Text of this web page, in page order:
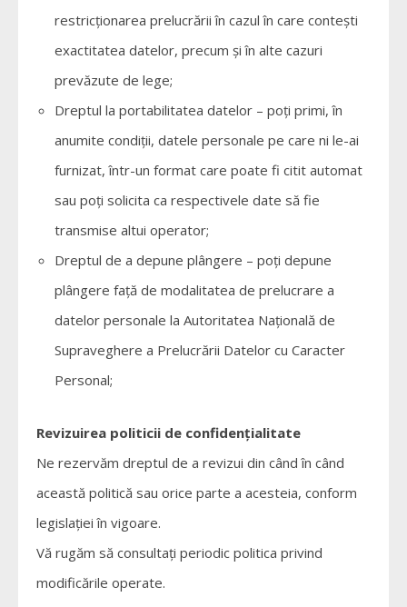
restricționarea prelucrării în cazul în care contești
exactitatea datelor, precum și în alte cazuri
prevăzute de lege;
Dreptul la portabilitatea datelor – poți primi, în
anumite condiții, datele personale pe care ni le-ai
furnizat, într-un format care poate fi citit automat
sau poți solicita ca respectivele date să fie
transmise altui operator;
Dreptul de a depune plângere – poți depune
plângere față de modalitatea de prelucrare a
datelor personale la Autoritatea Națională de
Supraveghere a Prelucrării Datelor cu Caracter
Personal;
Revizuirea politicii de confidențialitate
Ne rezervăm dreptul de a revizui din când în când
această politică sau orice parte a acesteia, conform
legislației în vigoare.
Vă rugăm să consultați periodic politica privind
modificările operate.